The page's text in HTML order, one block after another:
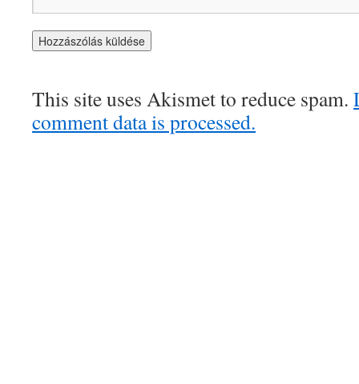
This site uses Akismet to reduce spam.
comment data is processed.